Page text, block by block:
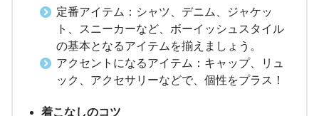
定番アイテム：シャツ、デニム、ジャケッ
ト、スニーカーなど、ボーイッシュスタイル
の基本となるアイテムを揃えましょう。
アクセントになるアイテム：キャップ、リュ
ック、アクセサリーなどで、個性をプラス！
着こなしのコツ